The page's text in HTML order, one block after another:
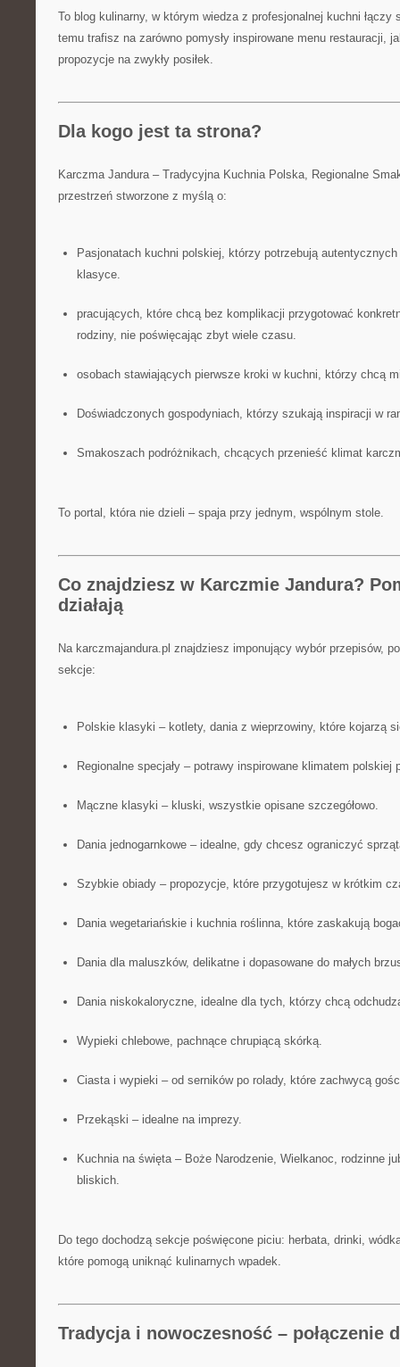
To blog kulinarny, w którym wiedza z profesjonalnej kuchni łączy
temu trafisz na zarówno pomysły inspirowane menu restauracji,
propozycje na zwykły posiłek.
Dla kogo jest ta strona?
Karczma Jandura – Tradycyjna Kuchnia Polska, Regionalne
przestrzeń stworzone z myślą o:
Pasjonatach kuchni polskiej, którzy potrzebują
klasyce.
pracujących, które chcą bez komplikacji przygotować
rodziny, nie poświęcając zbyt wiele czasu.
osobach stawiających pierwsze kroki w kuchni, którzy chcą
Doświadczonych gospodyniach, którzy szukają inspiracji w
Smakoszach podróżnikach, chcących przenieść klimat
To portal, która nie dzieli – spaja przy jednym, wspólnym stole.
Co znajdziesz w Karczmie Jandura?
działają
Na karczmajandura.pl znajdziesz imponujący wybór przepisów,
sekcje:
Polskie klasyki – kotlety, dania z wieprzowiny, które kojarzą
Regionalne specjały – potrawy inspirowane klimatem polskiej
Mączne klasyki – kluski, wszystkie opisane szczegółowo.
Dania jednogarnkowe – idealne, gdy chcesz ograniczyć
Szybkie obiady – propozycje, które przygotujesz w krótkim
Dania wegetariańskie i kuchnia roślinna, które zaskakują
Dania dla maluszków, delikatne i dopasowane do małych
Dania niskokaloryczne, idealne dla tych, którzy chcą
Wypieki chlebowe, pachnące chrupiącą skórką.
Ciasta i wypieki – od serników po rolady, które zachwycą
Przekąski – idealne na imprezy.
Kuchnia na święta – Boże Narodzenie, Wielkanoc, rodzinne
bliskich.
Do tego dochodzą sekcje poświęcone piciu: herbata, drinki,
które pomogą uniknąć kulinarnych wpadek.
Tradycja i nowoczesność – połączenie